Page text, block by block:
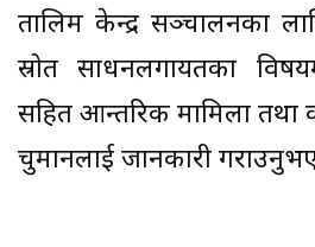
तालिम केन्द्र सञ्चालनका
स्रोत साधनलगायतका
सहित आन्तरिक मामिला तथा
चुमानलाई जानकारी